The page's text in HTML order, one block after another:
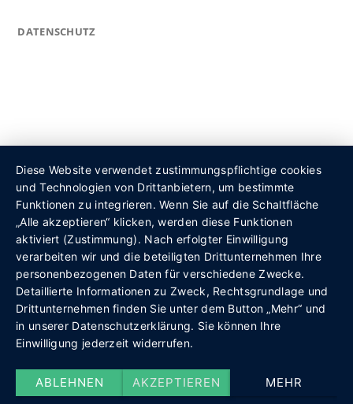
DATENSCHUTZ
Diese Website verwendet zustimmungspflichtige cookies
und Technologien von Drittanbietern, um bestimmte
Funktionen zu integrieren. Wenn Sie auf die Schaltfläche
„Alle akzeptieren“ klicken, werden diese Funktionen
aktiviert (Zustimmung). Nach erfolgter Einwilligung
verarbeiten wir und die beteiligten Drittunternehmen Ihre
personenbezogenen Daten für verschiedene Zwecke.
Detaillierte Informationen zu Zweck, Rechtsgrundlage und
Drittunternehmen finden Sie unter dem Button „Mehr“ und
in unserer Datenschutzerklärung. Sie können Ihre
Einwilligung jederzeit widerrufen.
ABLEHNEN AKZEPTIEREN MEHR